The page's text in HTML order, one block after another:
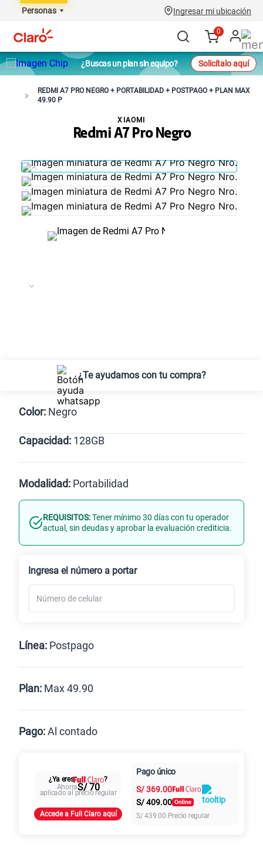
Personas Ingresar mi ubicación
0
¿Buscas un plan sin equipo? Solicítalo aquí
REDMI A7 PRO NEGRO + PORTABILIDAD + POSTPAGO + PLAN MAX
49.90 P
Redmi A7 Pro Negro
XIAOMI
¿Te ayudamos con tu compra?
Color: Negro
Negro
Capacidad: 128GB
128GB
Modalidad: Portabilidad
Línea Nueva Portabilidad
REQUISITOS:Tener mínimo 30 días con tu operador
actual, sin deudas y aprobar la evaluación crediticia.
Ingresa el número a portar
Línea: Postpago
Plan: Max 49.90
Paga solo
25GBen alta velocidad
S/29.90
Pago:Al contado
Al contado Cuotas Claro
intereses
¿Ya eres
?
AhorraS/ 70
aplicado al precio regular
Accede a Full Claro aquí
Pago único
S/369.00
S/409.00
S/439.00 Precio regular